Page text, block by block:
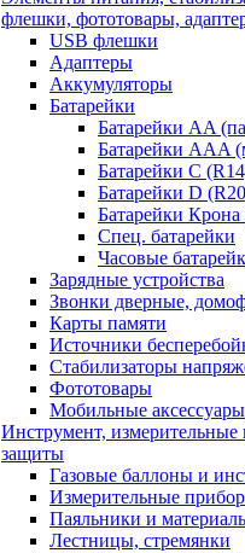
флешки, фототовары,
USB флешки
Адаптеры
Аккумуляторы
Батарейки
Батарейки AA
Батарейки AAA
Батарейки C
Батарейки D
Батарейки
Спец. батарейки
Часовые
Зарядные устройства
Звонки дверные,
Карты памяти
Источники
Стабилизаторы
Фототовары
Мобильные аксессуары
Инструмент, измерительные
защиты
Газовые баллоны и
Измерительные
Паяльники и
Лестницы, стремянки